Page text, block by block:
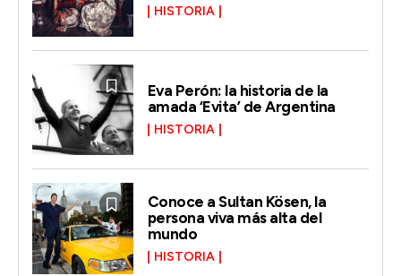
HISTORIA
Eva Perón: la historia de la
amada ‘Evita’ de Argentina
HISTORIA
Conoce a Sultan Kösen, la
persona viva más alta del
mundo
HISTORIA